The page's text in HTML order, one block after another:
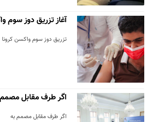
آغاز تزریق دوز سوم
تزریق دوز سوم واکسن کرونا
اگر طرف مقابل
اگر طرف مقابل مصمم به